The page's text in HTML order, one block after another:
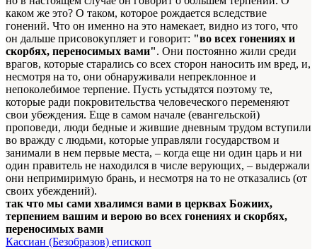
каком же это? О таком, которое рождается вследствие
гонений. Что он именно на это намекает, видно из того, что
он дальше присовокупляет и говорит: "во всех гонениях и
скорбях, переносимых вами". Они постоянно жили среди
врагов, которые старались со всех сторон наносить им вред, и,
не­смотря на то, они обнаруживали непреклонное и
непоколебимое терпение. Пусть устыдятся поэтому те,
которые ради покрови­тельства человеческого переменяют
свои убеждения. Еще в самом начале (евангельской)
проповеди, люди бедные и жившие дневным трудом вступили
во вражду с людьми, которые управляли государством и
занимали в нем первые места, – когда еще ни один царь и ни
один правитель не находился в числе верующих, – выдержали
они непримиримую брань, и несмотря на то не отказались (от
своих убеждений).
так что мы сами хвалимся вами в церквах Божиих,
терпением вашим и верою во всех гонениях и скорбях,
переносимых вами
Кассиан (Безобразов) епископ